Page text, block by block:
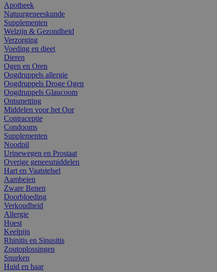
Apotheek
Natuurgeneeskunde
Supplementen
Welzijn & Gezondheid
Verzorging
Voeding en dieet
Dieren
Ogen en Oren
Oogdruppels allergie
Oogdruppels Droge Ogen
Oogdruppels Glaucoom
Ontsmetting
Middelen voor het Oor
Contraceptie
Condooms
Supplementen
Noodpil
Urinewegen en Prostaat
Overige geneesmiddelen
Hart en Vaatstelsel
Aambeien
Zware Benen
Doorbloeding
Verkoudheid
Allergie
Hoest
Keelpijn
Rhinitis en Sinusitis
Zoutoplossingen
Snurken
Huid en haar